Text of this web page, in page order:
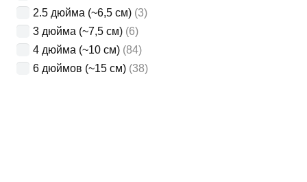
2.5 дюйма (~6,5 см) (3)
3 дюйма (~7,5 см) (6)
4 дюйма (~10 см) (84)
6 дюймов (~15 см) (38)